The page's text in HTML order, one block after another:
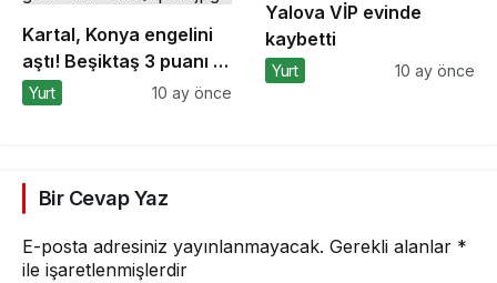
Kartal, Konya engelini
aştı! Beşiktaş 3 puanı 2
golle aldı
Yurt 10 ay önce
Yalova VİP evinde
kaybetti
Yurt 10 ay önce
Bir Cevap Yaz
E-posta adresiniz yayınlanmayacak. Gerekli alanlar *
ile işaretlenmişlerdir